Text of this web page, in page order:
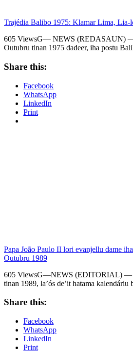
Trajédia Balibo 1975: Klamar Lima, Lia-
605 ViewsG— NEWS (REDASAUN)
Outubru tinan 1975 dadeer, iha postu
Share this:
Facebook
WhatsApp
LinkedIn
Print
Papa João Paulo II lori evanjellu dame
Outubru 1989
605 ViewsG—NEWS (EDITORIAL) —
tinan 1989, la’ós de’it hatama
Share this:
Facebook
WhatsApp
LinkedIn
Print